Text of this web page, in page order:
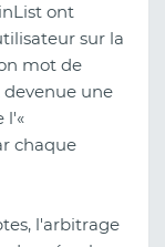
ont
sur la
mot de
devenue une
l'«
chaque
l'arbitrage